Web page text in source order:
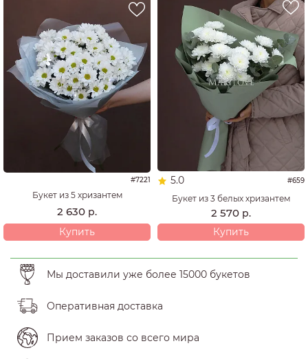
#7221
Букет из 5 хризантем
2 630 р.
Купить
5.0 #659
Букет из 3 белых хризантем
2 570 р.
Купить
Мы доставили уже более 15000 букетов
Оперативная доставка
Прием заказов со всего мира